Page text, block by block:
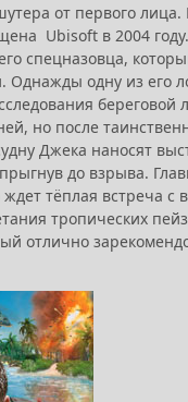
от первого
Ubisoft в 2004
спецназовца,
одну из его
береговой
но после
Джека наносят
до взрыва.
тёплая встреча
тропических
отлично